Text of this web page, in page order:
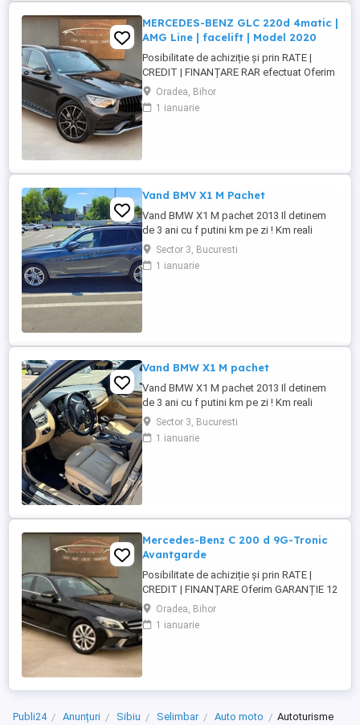
MERCEDES-BENZ GLC 220d 4matic |
AMG Line | facelift | Model 2020
Posibilitate de achiziție și prin RATE |
CREDIT | FINANȚARE RAR efectuat Oferim
GARANȚIE 12 luni sau 10.000 km
MERCEDES-BENZ GLC 220d 4MATIC AMG
Line | facelift | Model 2020 Motor - 2.0
Oradea, Bihor
1 ianuarie
Vand BMV X1 M Pachet
Vand BMW X1 M pachet 2013 Il detinem
de 3 ani cu f putini km pe zi ! Km reali
235.000,accept orice test ! BMW X1 M
PACHET An 2013 Euro 5 Motorizare 2.0
Diesel Cutie automata Steptronic 8+1
Sector 3, Bucuresti
1 ianuarie
Vand BMW X1 M pachet
Vand BMW X1 M pachet 2013 Il detinem
de 3 ani cu f putini km pe zi ! Km reali
235.000,accept orice test ! BMW X1 M
PACHET An 2013 Euro 5 Motorizare 2.0
Diesel Cutie automata Steptronic 8+1
Sector 3, Bucuresti
1 ianuarie
Mercedes-Benz C 200 d 9G-Tronic
Avantgarde
Posibilitate de achiziție și prin RATE |
CREDIT | FINANȚARE Oferim GARANȚIE 12
luni sau 10.000 km Mercedes-Benz C 200
d 9G-Tronic Avantgarde Motor - 1.6 diesel,
160 CP, Euro6 Cutie viteze - Automată 9G-
Oradea, Bihor
1 ianuarie
Publi24 Anunțuri Sibiu Selimbar Auto moto Autoturisme